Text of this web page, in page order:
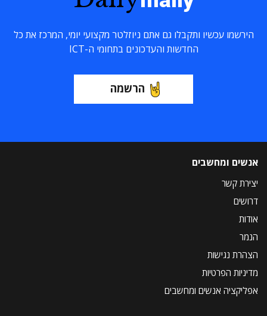
הירשמו עכשיו ותקבלו גם אתם ניוזלטר מקצועי יומי, המרכז את כל
החדשות והעדכונים בתחומי ה-ICT
הרשמה
אנשים ומחשבים
יצירת קשר
דרושים
אודות
הנמר
הצהרת נגישות
מדיניות הפרטיות
אפליקציה אנשים ומחשבים